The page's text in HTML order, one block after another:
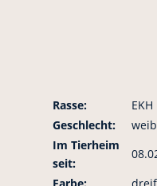
Rasse:
EKH
Geschlecht:
Im Tierheim
seit: